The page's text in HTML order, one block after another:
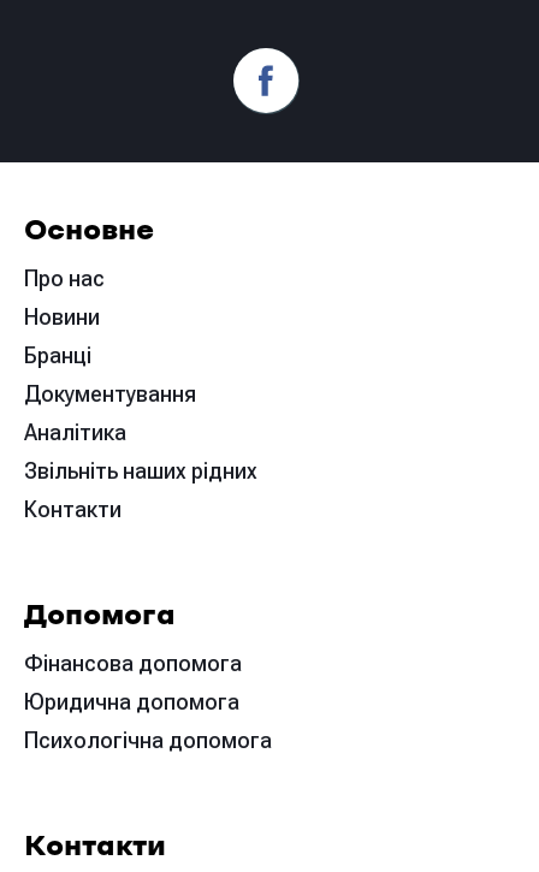
Основне
Про нас
Новини
Бранці
Документування
Аналітика
Звільніть наших рідних
Контакти
Допомога
Фінансова допомога
Юридична допомога
Психологічна допомога
Контакти